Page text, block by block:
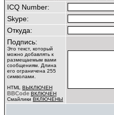
ICQ Number:
Skype:
Откуда:
Подпись:
Это текст, который
можно добавлять к
размещаемым вами
сообщениям. Длина
его ограничена 255
символами.
HTML ВЫКЛЮЧЕН
BBCode ВКЛЮЧЕН
Смайлики ВКЛЮЧЕНЫ